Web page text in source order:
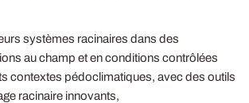
systèmes racinaires dans des
au champ et en conditions contrôlées
contextes pédoclimatiques, avec des outils
racinaire innovants,